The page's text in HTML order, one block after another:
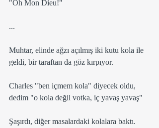
"Oh Mon Dieu!"
...
Muhtar, elinde ağzı açılmış iki kutu kola ile
geldi, bir taraftan da göz kırpıyor.
Charles "ben içmem kola" diyecek oldu,
dedim "o kola değil votka, iç yavaş yavaş"
Şaşırdı, diğer masalardaki kolalara baktı.